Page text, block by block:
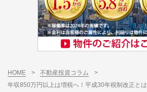
HOME > 不動産投資コラム
>
年収850万円以上は増税へ！平成30年税制改正とは